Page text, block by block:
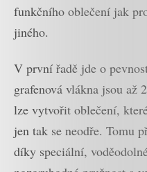
funkčního oblečení jak
jiného.
V první řadě jde o
grafenová vlákna jsou až
lze vytvořit oblečení,
jen tak se neodře. Tomu
díky speciální,